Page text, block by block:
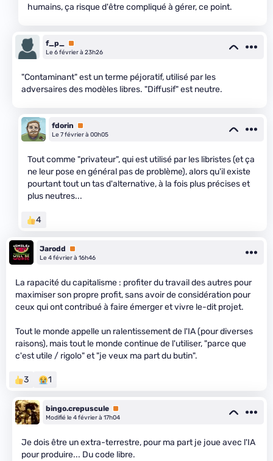
humains, ça risque d'être compliqué à gérer, ce point.
f_p_
Premium
Le 6 février à 23h26
"Contaminant" est un terme péjoratif, utilisé par les
adversaires des modèles libres. "Diffusif" est neutre.
fdorin
Premium
Le 7 février à 00h05
Tout comme "privateur", qui est utilisé par les libristes (et ça
ne leur pose en général pas de problème), alors qu'il existe
pourtant tout un tas d'alternative, à la fois plus précises et
plus neutres...
4
Jarodd
Premium
Le 4 février à 16h46
La rapacité du capitalisme : profiter du travail des autres pour
maximiser son propre profit, sans avoir de considération pour
ceux qui ont contribué à faire émerger et vivre le-dit projet.
Tout le monde appelle un ralentissement de l'IA (pour diverses
raisons), mais tout le monde continue de l'utiliser, "parce que
c'est utile / rigolo" et "je veux ma part du butin".
3 1
bingo.crepuscule Premium
Modifié le 4 février à 17h04
Je dois être un extra-terrestre, pour ma part je joue avec l'IA
pour produire... Du code libre.